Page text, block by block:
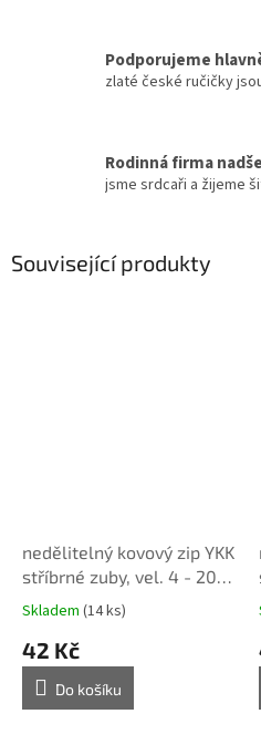
Podporujeme
zlaté české ručičky
Rodinná firma
jsme srdcaři a žijeme
Související produkty
nedělitelný kovový zip YKK
stříbrné zuby, vel. 4 - 20
cm, růžový
Skladem (14 ks)
42 Kč
Do košíku